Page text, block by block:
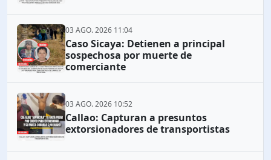
03 AGO. 2026 11:04
Caso Sicaya: Detienen a principal
sospechosa por muerte de
comerciante
03 AGO. 2026 10:52
Callao: Capturan a presuntos
extorsionadores de transportistas